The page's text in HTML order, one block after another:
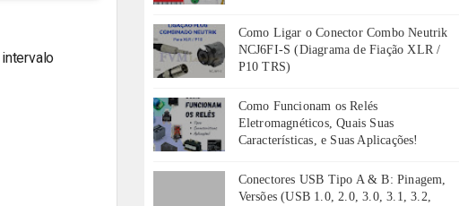
intervalo
Como Ligar o Conector Combo Neutrik
NCJ6FI-S (Diagrama de Fiação XLR /
P10 TRS)
Como Funcionam os Relés
Eletromagnéticos, Quais Suas
Características, e Suas Aplicações!
Conectores USB Tipo A & B: Pinagem,
Versões (USB 1.0, 2.0, 3.0, 3.1, 3.2,